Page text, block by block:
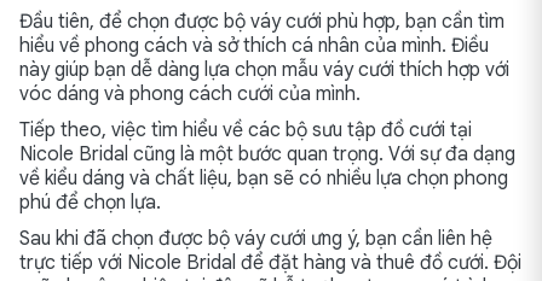
Đầu tiên, để chọn được bộ váy cưới phù hợp, bạn cần tìm
hiểu về phong cách và sở thích cá nhân của mình. Điều
này giúp bạn dễ dàng lựa chọn mẫu váy cưới thích hợp với
vóc dáng và phong cách cưới của mình.
Tiếp theo, việc tìm hiểu về các bộ sưu tập đồ cưới tại
Nicole Bridal cũng là một bước quan trọng. Với sự đa dạng
về kiểu dáng và chất liệu, bạn sẽ có nhiều lựa chọn phong
phú để chọn lựa.
Sau khi đã chọn được bộ váy cưới ưng ý, bạn cần liên hệ
trực tiếp với Nicole Bridal để đặt hàng và thuê đồ cưới. Đội